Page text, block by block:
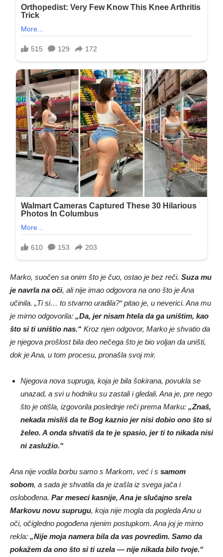
Marko, suočen sa onim što je čuo, ostao je bez reči. Suza mu
je navrla na oči, ali nije imao odgovora na ono što je Ana
učinila. „Ti si… to stvarno uradila?“ pitao je, u neverici. Ana mu
je mirno odgovorila: „Da, jer nisam htela da ga uništim, kao
što si ti uništio nas.“ Kroz njen odgovor, Marko je shvatio da
je njegova prošlost bila deo nečega što je bio voljan da uništi,
dok je Ana, u tom procesu, pronašla svoj mir.
Njegova nova supruga, koja je bila šokirana, povukla se
unazad, a svi u hodniku su zastali i gledali. Ana je, pre nego
što je otišla, izgovorila poslednje reči prema Marku: „Znaš,
nekada misliš da te Bog kaznio jer nisi dobio ono što si
želeo. A onda shvatiš da te je spasio, jer ti to nikada nisi
ni zaslužio.“
Ana nije vodila borbu samo s Markom, već i s samom
sobom, a sada je shvatila da je izašla iz svega jača i
oslobođena. Par meseci kasnije, Ana je slučajno srela
Markovu novu suprugu, koja nije mogla da pogleda Anu u
oči, očigledno pogođena njenim postupkom. Ana joj je mirno
rekla: „Nije moja namera bila da vas povredim. Samo da
pokažem da ono što si ti uzela — nije nikada bilo tvoje.“